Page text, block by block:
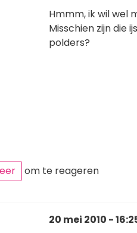
Hmmm, ik wil wel
Misschien zijn die
polders?
om te reageren
20 mei 2010 -